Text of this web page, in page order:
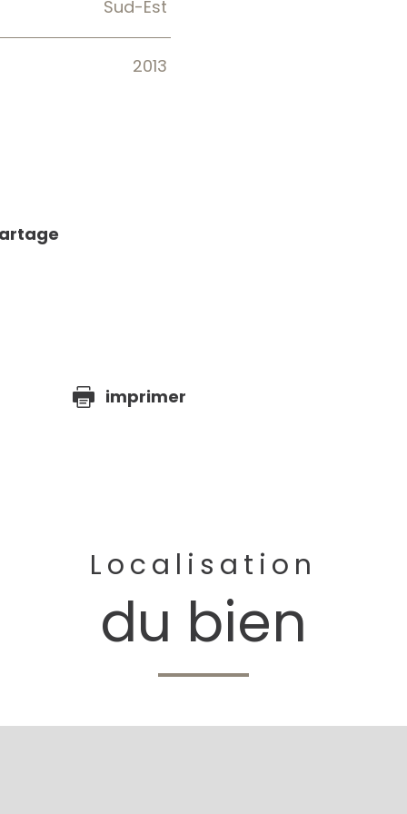
Sud-Est
2013
imprimer
Localisation
du bien